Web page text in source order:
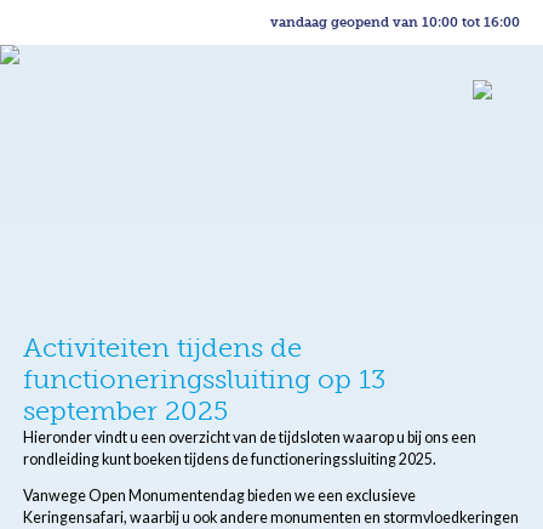
vandaag geopend van 10:00 tot 16:00
Activiteiten tijdens de
functioneringssluiting op 13
september 2025
Hieronder vindt u een overzicht van de tijdsloten waarop u bij ons een
rondleiding kunt boeken tijdens de functioneringssluiting 2025.
Vanwege Open Monumentendag bieden we een exclusieve
Keringensafari, waarbij u ook andere monumenten en stormvloedkeringen